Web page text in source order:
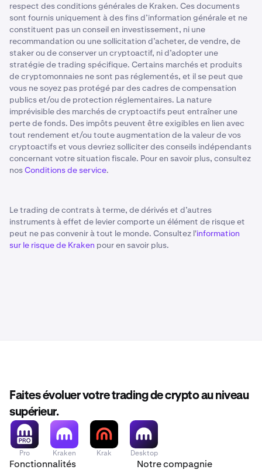
respect des conditions générales de Kraken. Ces documents
sont fournis uniquement à des fins d’information générale et ne
constituent pas un conseil en investissement, ni une
recommandation ou une sollicitation d’acheter, de vendre, de
staker ou de conserver un cryptoactif, ni d’adopter une
stratégie de trading spécifique. Certains marchés et produits
de cryptomonnaies ne sont pas réglementés, et il se peut que
vous ne soyez pas protégé par des cadres de compensation
publics et/ou de protection réglementaires. La nature
imprévisible des marchés de cryptoactifs peut entraîner une
perte de fonds. Des impôts peuvent être exigibles en lien avec
tout rendement et/ou toute augmentation de la valeur de vos
cryptoactifs et vous devriez solliciter des conseils indépendants
concernant votre situation fiscale. Pour en savoir plus, consultez
nosConditions de service.
Le trading de contrats à terme, de dérivés et d’autres
instruments à effet de levier comporte un élément de risque et
peut ne pas convenir à tout le monde. Consultez l'information
sur le risque de Kraken pour en savoir plus.
Faites évoluer votre trading de crypto au niveau
supérieur.
Pro Kraken Krak Desktop
Fonctionnalités Notre compagnie